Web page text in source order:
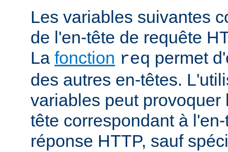
Les variables suivantes
de l'en-tête de requête
La fonction req permet
des autres en-têtes.
variables peut provoquer
tête correspondant à
réponse HTTP, sauf